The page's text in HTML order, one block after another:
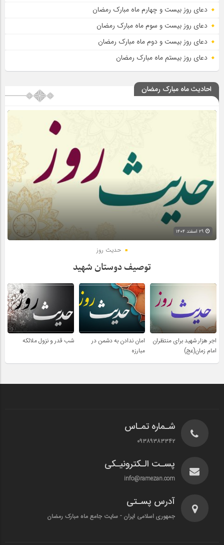
دعای روز بیست و چهارم ماه مبارک رمضان
دعای روز بیست و سوم ماه مبارک رمضان
دعای روز بیست و دوم ماه مبارک رمضان
دعای روز بیستم ماه مبارک رمضان
احادیث ماه مبارک رمضان
حدیث روز
توصیف دوستان شهید
اجر هزار شهید برای منتظران
امام زمان(عج)
امان ندادن به دشمن در
مبارزه
شب قدر و نزول ملائکه
شـماره تمـاس
۰۹۳۸۹۳۸۳۳۴۲
پسـت الـکترونیـکی
info@ramezan.com
آدرس پسـتی
جمهوری اسلامی ایران - سایت جامع ماه مبارک رمضان